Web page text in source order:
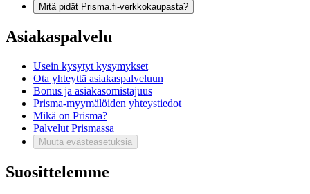
Mitä pidät Prisma.fi-verkkokaupasta?
Asiakaspalvelu
Usein kysytyt kysymykset
Ota yhteyttä asiakaspalveluun
Bonus ja asiakasomistajuus
Prisma-myymälöiden yhteystiedot
Mikä on Prisma?
Palvelut Prismassa
Muuta evästeasetuksia
Suosittelemme